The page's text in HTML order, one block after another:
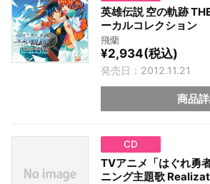
英雄伝説 空の軌跡
ーカルコレクション
飛蘭
¥2,934(税込)
発売日：2012.11.21
商品
CD
TVアニメ「はぐれ勇
ニング主題歌